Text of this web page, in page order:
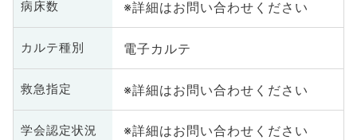
病床数 ※詳細はお問い合わせください
カルテ種別 電子カルテ
救急指定 ※詳細はお問い合わせください
学会認定状況 ※詳細はお問い合わせください